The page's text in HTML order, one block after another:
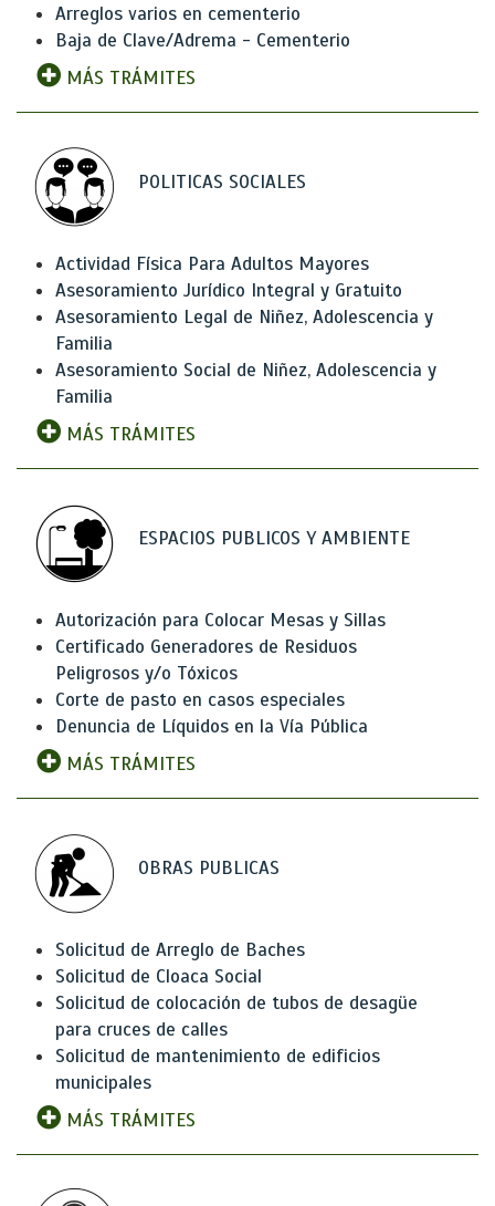
Arreglos varios en cementerio
Baja de Clave/Adrema - Cementerio
MÁS TRÁMITES
POLITICAS SOCIALES
Actividad Física Para Adultos Mayores
Asesoramiento Jurídico Integral y Gratuito
Asesoramiento Legal de Niñez, Adolescencia y
Familia
Asesoramiento Social de Niñez, Adolescencia y
Familia
MÁS TRÁMITES
ESPACIOS PUBLICOS Y AMBIENTE
Autorización para Colocar Mesas y Sillas
Certificado Generadores de Residuos
Peligrosos y/o Tóxicos
Corte de pasto en casos especiales
Denuncia de Líquidos en la Vía Pública
MÁS TRÁMITES
OBRAS PUBLICAS
Solicitud de Arreglo de Baches
Solicitud de Cloaca Social
Solicitud de colocación de tubos de desagüe
para cruces de calles
Solicitud de mantenimiento de edificios
municipales
MÁS TRÁMITES